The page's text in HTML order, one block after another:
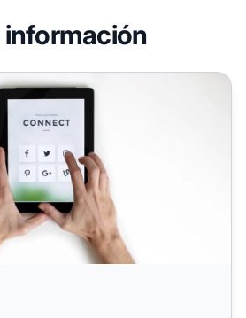
información
para el marketing de